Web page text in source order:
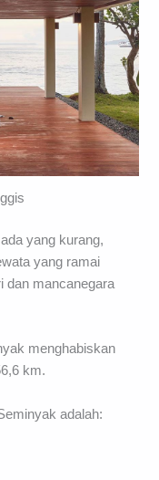
yang kurang,
yang ramai
dan mancanegara
menghabiskan
km.
adalah: